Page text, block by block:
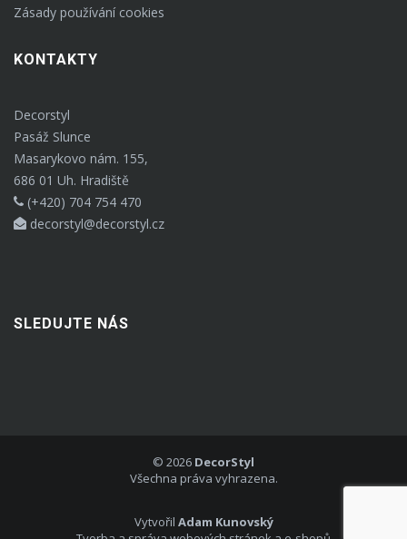
Zásady používání cookies
KONTAKTY
Decorstyl
Pasáž Slunce
Masarykovo nám. 155,
686 01 Uh. Hradiště
(+420) 704 754 470
decorstyl@decorstyl.cz
SLEDUJTE NÁS
© 2026 DecorStyl
Všechna práva vyhrazena.
Vytvořil Adam Kunovský